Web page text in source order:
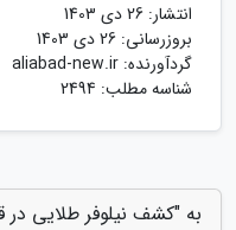
انتشار: 26 دی 1403
بروزرسانی: 26 دی 1403
گردآورنده: aliabad-new.ir
شناسه مطلب: 2494
به "کشف نیلوفر طلایی در